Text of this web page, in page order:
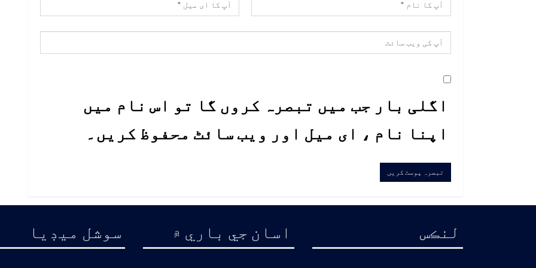
اگلی بار جب میں تبصرہ کروں گا تو اس نام میں
اپنا نام ، ای میل اور ویب سائٹ محفوظ کریں۔
لنڪس اسان جي باري ۾ سوشل ميڊيا